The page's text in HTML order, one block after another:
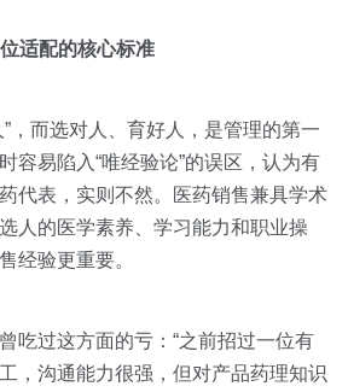
适配的核心标准
，而选对人、育好人，是管理的第一
容易陷入“唯经验论”的误区，认为有
代表，实则不然。医药销售兼具学术
人的医学素养、学习能力和职业操
经验更重要。
吃过这方面的亏：“之前招过一位有
，沟通能力很强，但对产品药理知识